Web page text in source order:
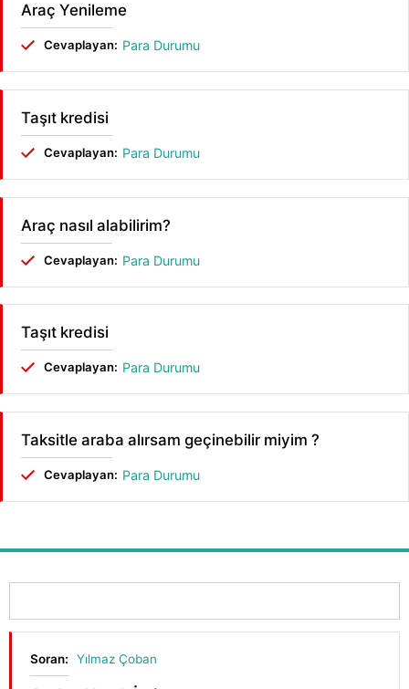
Araç Yenileme
Cevaplayan: Para Durumu
Taşıt kredisi
Cevaplayan: Para Durumu
Araç nasıl alabilirim?
Cevaplayan: Para Durumu
Taşıt kredisi
Cevaplayan: Para Durumu
Taksitle araba alırsam geçinebilir miyim ?
Cevaplayan: Para Durumu
Soran: Yılmaz Çoban